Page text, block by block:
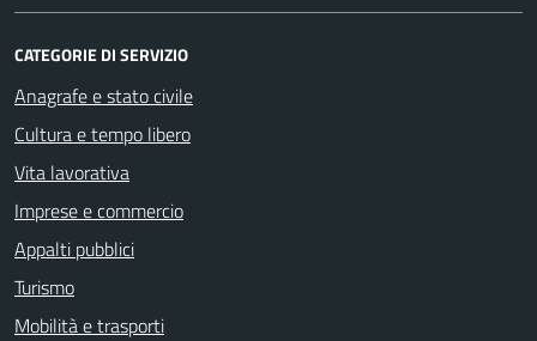
CATEGORIE DI SERVIZIO
Anagrafe e stato civile
Cultura e tempo libero
Vita lavorativa
Imprese e commercio
Appalti pubblici
Turismo
Mobilità e trasporti